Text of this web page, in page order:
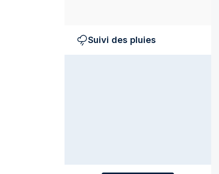
Suivi des pluies